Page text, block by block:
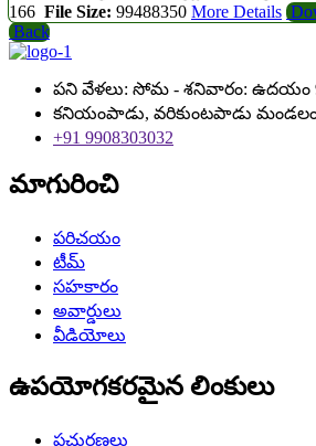
166 File Size: 99488350 More Details
Back
పని వేళలు: సోమ - శనివారం: ఉదయం
కనియంపాడు, వరికుంటపాడు మండలం,
+91 9908303032
మాగురించి
పరిచయం
టీమ్
సహకారం
అవార్డులు
వీడియోలు
ఉపయోగకరమైన లింకులు
ప్రచురణలు